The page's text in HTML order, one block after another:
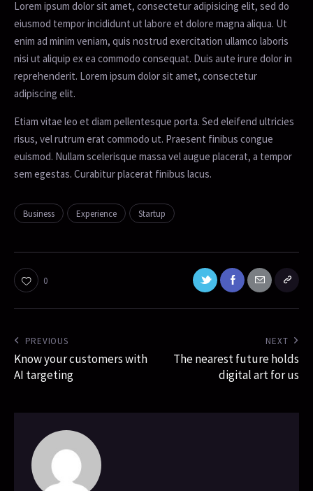
Lorem ipsum dolor sit amet, consectetur adipisicing elit, sed do
eiusmod tempor incididunt ut labore et dolore magna aliqua. Ut
enim ad minim veniam, quis nostrud exercitation ullamco laboris
nisi ut aliquip ex ea commodo consequat. Duis aute irure dolor in
reprehenderit. Lorem ipsum dolor sit amet, consectetur
adipiscing elit.
Etiam vitae leo et diam pellentesque porta. Sed eleifend ultricies
risus, vel rutrum erat commodo ut. Praesent finibus congue
euismod. Nullam scelerisque massa vel augue placerat, a tempor
sem egestas. Curabitur placerat finibus lacus.
Business Experience Startup
0
PREVIOUS
Know your customers with
AI targeting
NEXT
The nearest future holds
digital art for us